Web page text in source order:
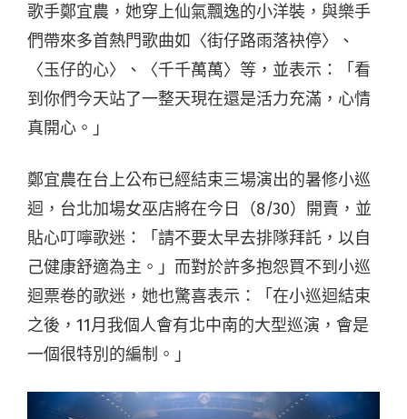
歌手鄭宜農，她穿上仙氣飄逸的小洋裝，與樂手
們帶來多首熱門歌曲如〈街仔路雨落袂停〉、
〈玉仔的心〉、〈千千萬萬〉等，並表示：「看
到你們今天站了一整天現在還是活力充滿，心情
真開心。」
鄭宜農在台上公布已經結束三場演出的暑修小巡
迴，台北加場女巫店將在今日（8/30）開賣，並
貼心叮嚀歌迷：「請不要太早去排隊拜託，以自
己健康舒適為主。」而對於許多抱怨買不到小巡
迴票卷的歌迷，她也驚喜表示：「在小巡迴結束
之後，11月我個人會有北中南的大型巡演，會是
一個很特別的編制。」